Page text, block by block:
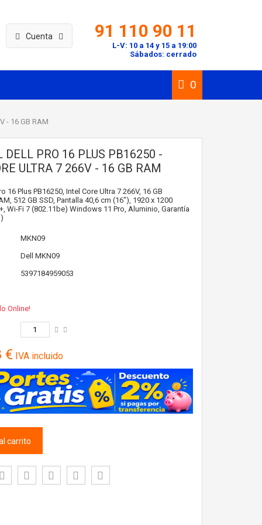
Cuenta 91 110 90 11
L-V: 10 a 14 y 15 a 19:00
Sábados: cerrado
0
- 16 GB RAM
DELL PRO 16 PLUS PB16250 -
ULTRA 7 266V - 16 GB RAM
16 Plus PB16250, Intel Core Ultra 7 266V, 16 GB
512 GB SSD, Pantalla 40,6 cm (16"), 1920 x 1200
Wi-Fi 7 (802.11be) Windows 11 Pro, Aluminio, Garantía
MKN09
Dell MKN09
5397184959053
Online!
€ IVA incluido
carrito